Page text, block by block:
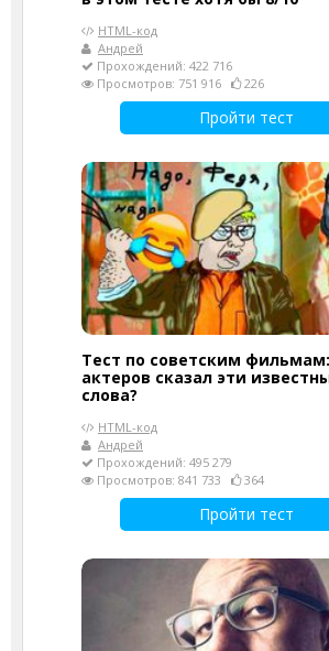
HTML-код
Андрей
Прохождений: 422 716
Просмотров: 751 916
226
Пройти тест
Тест по советским
актеров сказал эти
слова?
HTML-код
Андрей
Прохождений: 495 279
Просмотров: 841 733
364
Пройти тест